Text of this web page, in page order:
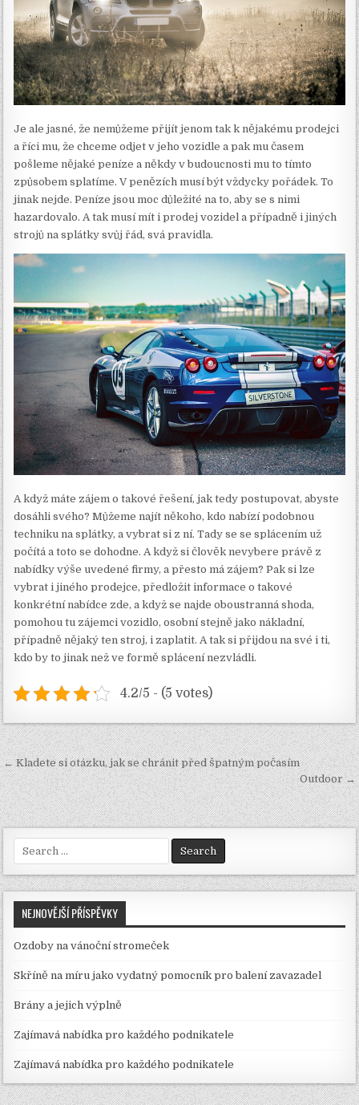
Je ale jasné, že nemůžeme přijít jenom tak k nějakému prodejci
a říci mu, že chceme odjet v jeho vozidle a pak mu časem
pošleme nějaké peníze a někdy v budoucnosti mu to tímto
způsobem splatíme. V penězích musí být vždycky pořádek. To
jinak nejde. Peníze jsou moc důležité na to, aby se s nimi
hazardovalo. A tak musí mít i prodej vozidel a případně i jiných
strojů na splátky svůj řád, svá pravidla.
A když máte zájem o takové řešení, jak tedy postupovat, abyste
dosáhli svého? Můžeme najít někoho, kdo nabízí podobnou
techniku na splátky, a vybrat si z ní. Tady se se splácením už
počítá a toto se dohodne. A když si člověk nevybere právě z
nabídky výše uvedené firmy, a přesto má zájem? Pak si lze
vybrat i jiného prodejce, předložit informace o takové
konkrétní nabídce zde, a když se najde oboustranná shoda,
pomohou tu zájemci vozidlo, osobní stejně jako nákladní,
případně nějaký ten stroj, i zaplatit. A tak si přijdou na své i ti,
kdo by to jinak než ve formě splácení nezvládli.
4.2/5 - (5 votes)
Navigace
pro
příspěvek
← Kladete si otázku, jak se chránit před špatným počasím
Outdoor →
for:
NEJNOVĚJŠÍ PŘÍSPĚVKY
Ozdoby na vánoční stromeček
Skříně na míru jako vydatný pomocník pro balení zavazadel
Brány a jejich výplně
Zajímavá nabídka pro každého podnikatele
Zajímavá nabídka pro každého podnikatele